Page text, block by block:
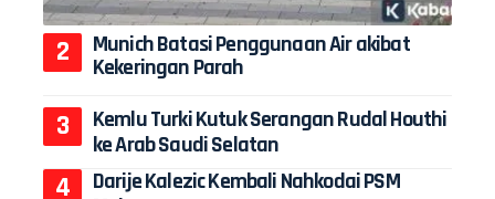
Munich Batasi Penggunaan Air akibat
Kekeringan Parah
Kemlu Turki Kutuk Serangan Rudal Houthi
ke Arab Saudi Selatan
Darije Kalezic Kembali Nahkodai PSM